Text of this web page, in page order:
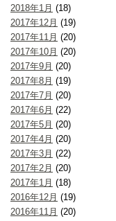
2018年1月 (18)
2017年12月 (19)
2017年11月 (20)
2017年10月 (20)
2017年9月 (20)
2017年8月 (19)
2017年7月 (20)
2017年6月 (22)
2017年5月 (20)
2017年4月 (20)
2017年3月 (22)
2017年2月 (20)
2017年1月 (18)
2016年12月 (19)
2016年11月 (20)